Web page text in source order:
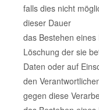
falls dies nicht
dieser Dauer
das Bestehen
Löschung der sie
Daten oder auf
den
gegen diese